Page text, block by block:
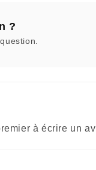
?
à écrire un